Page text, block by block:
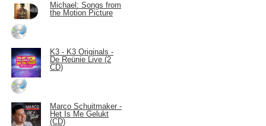
Michael: Songs from
the Motion Picture
K3 - K3 Originals -
De Reünie Live (2
CD)
Marco Schuitmaker -
Het Is Me Gelukt
(CD)